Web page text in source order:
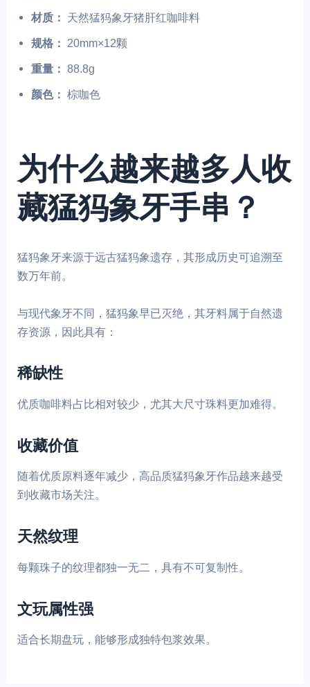
材质： 天然猛犸象牙猪肝红咖啡料
规格： 20mm×12颗
重量： 88.8g
颜色： 棕咖色
为什么越来越多人收
藏猛犸象牙手串？
猛犸象牙来源于远古猛犸象遗存，其形成历史可追溯至
数万年前。
与现代象牙不同，猛犸象早已灭绝，其牙料属于自然遗
存资源，因此具有：
稀缺性
优质咖啡料占比相对较少，尤其大尺寸珠料更加难得。
收藏价值
随着优质原料逐年减少，高品质猛犸象牙作品越来越受
到收藏市场关注。
天然纹理
每颗珠子的纹理都独一无二，具有不可复制性。
文玩属性强
适合长期盘玩，能够形成独特包浆效果。